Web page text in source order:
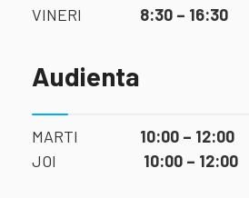
VINERI 8:30 – 16:30
Audienta
MARTI 10:00 – 12:00
JOI 10:00 – 12:00